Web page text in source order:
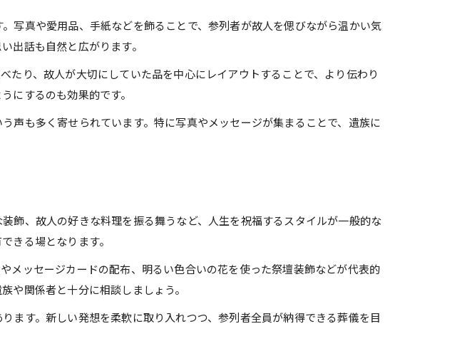
アルコーナー演出法
メモリアルコーナー
ーナー演出術
デア集
い演出
ードの活用術
ー手作りアイデア
写真や愛用品、手紙などを飾ることで、参列者が故人を偲びながら温かい気
出話も自然と広がります。
り、故人が大切にしていた品を中心にレイアウトすることで、より伝わり
にするのも効果的です。
声も多く寄せられています。特に写真やメッセージが集まることで、遺族に
飾、故人の好きな料理を振る舞うなど、人生を祝福するスタイルが一般的な
きる場となります。
メッセージカードの配布、明るい色合いの花を使った祭壇装飾などが代表的
や関係者と十分に相談しましょう。
ます。新しい発想を柔軟に取り入れつつ、参列者全員が納得できる葬儀を目